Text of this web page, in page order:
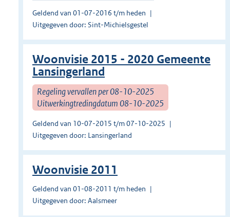
Geldend van 01-07-2016 t/m heden
Uitgegeven door: Sint-Michielsgestel
Woonvisie 2015 - 2020 Gemeente
Lansingerland
Regeling vervallen per 08-10-2025
Uitwerkingtredingdatum 08-10-2025
Geldend van 10-07-2015 t/m 07-10-2025
Uitgegeven door: Lansingerland
Woonvisie 2011
Geldend van 01-08-2011 t/m heden
Uitgegeven door: Aalsmeer